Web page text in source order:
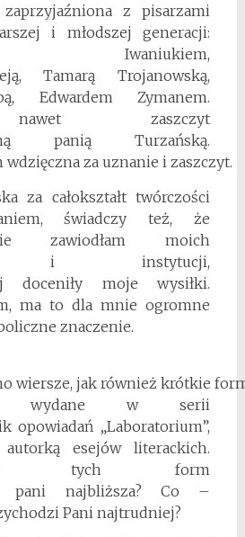
z pisarzami
i młodszej generacji:
Iwaniukiem,
Tamarą Trojanowską,
Edwardem Zymanem.
zaszczyt
panią Turzańską.
za uznanie i zaszczyt.
za całokształt twórczości
świadczy też, że
zawiodłam moich
i instytucji,
doceniły moje wysiłki.
ma to dla mnie ogromne
znaczenie.
wiersze, jak również krótkie
wydane w serii
opowiadań „Laboratorium”,
esejów literackich.
tych form
pani najbliższa? Co –
Pani najtrudniej?